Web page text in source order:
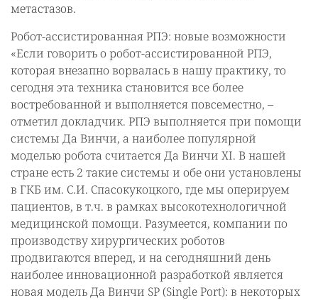
метастазов.
Робот-ассистированная РПЭ: новые возможности
«Если говорить о робот-ассистированной РПЭ,
которая внезапно ворвалась в нашу практику, то
сегодня эта техника становится все более
востребованной и выполняется повсеместно, –
отметил докладчик. РПЭ выполняется при помощи
системы Да Винчи, а наиболее популярной
моделью робота считается Да Винчи XI. В нашей
стране есть 2 такие системы и обе они установлены
в ГКБ им. С.И. Спасокукоцкого, где мы оперируем
пациентов, в т.ч. в рамках высокотехнологичной
медицинской помощи. Разумеется, компании по
производству хирургических роботов
продвигаются вперед, и на сегодняшний день
наиболее инновационной разработкой является
новая модель Да Винчи SP (Single Port): в некоторых